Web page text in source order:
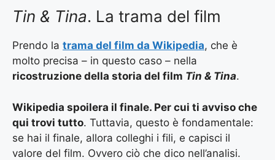
Tin & Tina. La trama del film
Prendo la trama del film da Wikipedia, che è
molto precisa – in questo caso – nella
ricostruzione della storia del film Tin & Tina.
Wikipedia spoilera il finale. Per cui ti avviso che
qui trovi tutto. Tuttavia, questo è fondamentale:
se hai il finale, allora colleghi i fili, e capisci il
valore del film. Ovvero ciò che dico nell’analisi.